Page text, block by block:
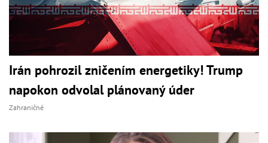
Irán pohrozil zničením energetiky! Trump
napokon odvolal plánovaný úder
Zahraničné